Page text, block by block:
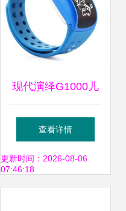
现代演绎G1000儿
童智能手表 蓝色豪
华版体验
查看详情
更新时间：2026-08-06
07:46:18